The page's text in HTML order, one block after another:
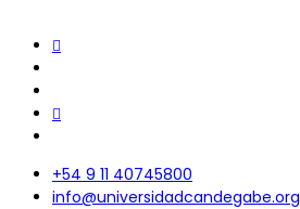
+54 9 11 40745800
info@universidadcandegabe.org